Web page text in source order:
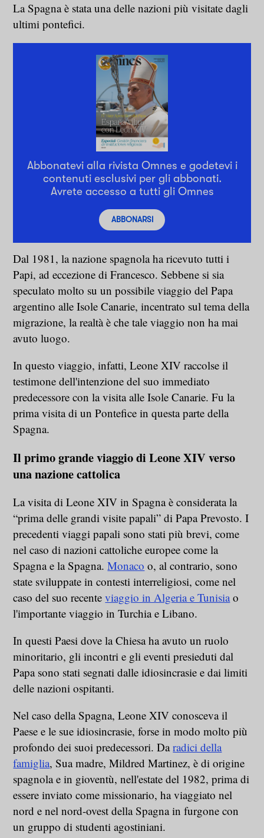
La Spagna è stata una delle nazioni più visitate dagli
ultimi pontefici.
Abbonatevi alla rivista Omnes e godetevi i
contenuti esclusivi per gli abbonati.
Avrete accesso a tutti gli Omnes
ABBONARSI
Dal 1981, la nazione spagnola ha ricevuto tutti i
Papi, ad eccezione di Francesco. Sebbene si sia
speculato molto su un possibile viaggio del Papa
argentino alle Isole Canarie, incentrato sul tema della
migrazione, la realtà è che tale viaggio non ha mai
avuto luogo.
In questo viaggio, infatti, Leone XIV raccolse il
testimone dell'intenzione del suo immediato
predecessore con la visita alle Isole Canarie. Fu la
prima visita di un Pontefice in questa parte della
Spagna.
Il primo grande viaggio di Leone XIV verso
una nazione cattolica
La visita di Leone XIV in Spagna è considerata la
“prima delle grandi visite papali” di Papa Prevosto. I
precedenti viaggi papali sono stati più brevi, come
nel caso di nazioni cattoliche europee come la
Spagna e la Spagna.Monaco o, al contrario, sono
state sviluppate in contesti interreligiosi, come nel
caso del suo recenteviaggio in Algeria e Tunisiao
l'importante viaggio in Turchia e Libano.
In questi Paesi dove la Chiesa ha avuto un ruolo
minoritario, gli incontri e gli eventi presieduti dal
Papa sono stati segnati dalle idiosincrasie e dai limiti
delle nazioni ospitanti.
Nel caso della Spagna, Leone XIV conosceva il
Paese e le sue idiosincrasie, forse in modo molto più
profondo dei suoi predecessori. Daradici della
famiglia, Sua madre, Mildred Martinez, è di origine
spagnola e in gioventù, nell'estate del 1982, prima di
essere inviato come missionario, ha viaggiato nel
nord e nel nord-ovest della Spagna in furgone con
un gruppo di studenti agostiniani.